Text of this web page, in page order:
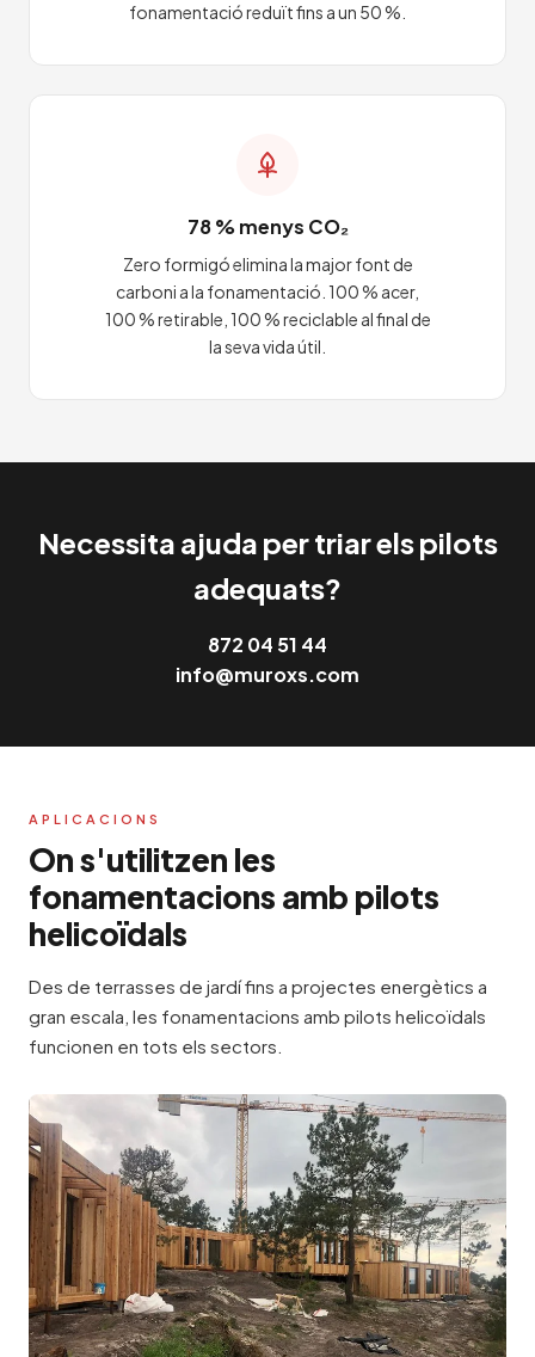
fonamentació reduït fins a un 50 %.
78 % menys CO₂
Zero formigó elimina la major font de
carboni a la fonamentació. 100 % acer,
100 % retirable, 100 % reciclable al final de
la seva vida útil.
Necessita ajuda per triar els pilots
adequats?
872 04 51 44
info@muroxs.com
APLICACIONS
On s'utilitzen les
fonamentacions amb pilots
helicoïdals
Des de terrasses de jardí fins a projectes energètics a
gran escala, les fonamentacions amb pilots helicoïdals
funcionen en tots els sectors.